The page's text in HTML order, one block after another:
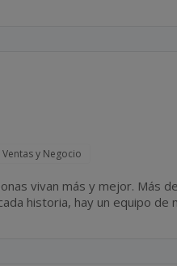
y Negocio
más y mejor. Más de 4
historia, hay un equipo de